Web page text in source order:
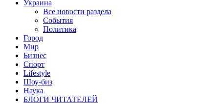
Украина
Все новости раздела
События
Политика
Город
Мир
Бизнес
Спорт
Lifestyle
Шоу-биз
Наука
БЛОГИ ЧИТАТЕЛЕЙ